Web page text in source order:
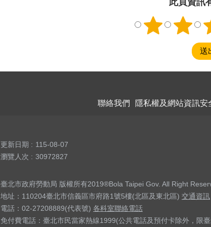
此頁資訊
聯絡我們 隱私權及網站資訊安
更新日期
115-08-07
瀏覽人次
30972827
臺北市政府勞動局 版權所有2019®Bola Taipei Gov. All Right
地址：110204臺北市信義區市府路1號5樓(北區及東北區) 交通資訊
電話：02-27208889(代表號) 各科室聯絡電話
免付費電話：臺北市民當家熱線1999(公共電話及預付卡除外，限